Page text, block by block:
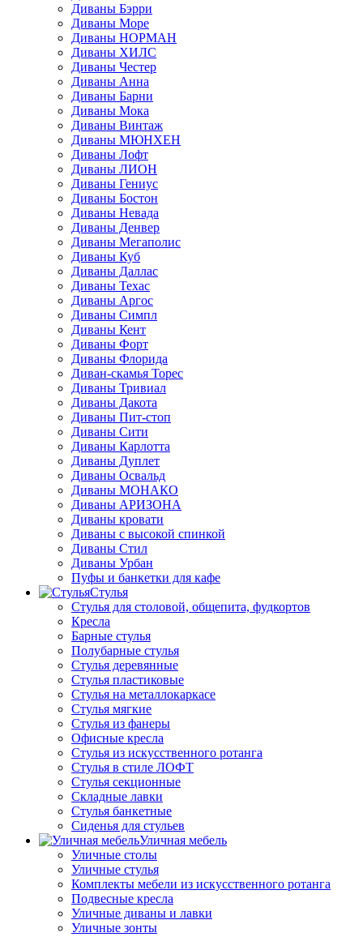
Диваны Бэрри
Диваны Море
Диваны НОРМАН
Диваны ХИЛС
Диваны Честер
Диваны Анна
Диваны Барни
Диваны Мока
Диваны Винтаж
Диваны МЮНХЕН
Диваны Лофт
Диваны ЛИОН
Диваны Гениус
Диваны Бостон
Диваны Невада
Диваны Денвер
Диваны Мегаполис
Диваны Куб
Диваны Даллас
Диваны Техас
Диваны Аргос
Диваны Симпл
Диваны Кент
Диваны Форт
Диваны Флорида
Диван-скамья Торес
Диваны Тривиал
Диваны Дакота
Диваны Пит-стоп
Диваны Сити
Диваны Карлотта
Диваны Дуплет
Диваны Освальд
Диваны МОНАКО
Диваны АРИЗОНА
Диваны кровати
Диваны с высокой спинкой
Диваны Стил
Диваны Урбан
Пуфы и банкетки для кафе
Стулья
Стулья для столовой, общепита, фудкортов
Кресла
Барные стулья
Полубарные стулья
Стулья деревянные
Стулья пластиковые
Стулья на металлокаркасе
Стулья мягкие
Стулья из фанеры
Офисные кресла
Стулья из искусственного ротанга
Стулья в стиле ЛОФТ
Стулья секционные
Складные лавки
Стулья банкетные
Сиденья для стульев
Уличная мебель
Уличные столы
Уличные стулья
Комплекты мебели из искусственного ротанга
Подвесные кресла
Уличные диваны и лавки
Уличные зонты